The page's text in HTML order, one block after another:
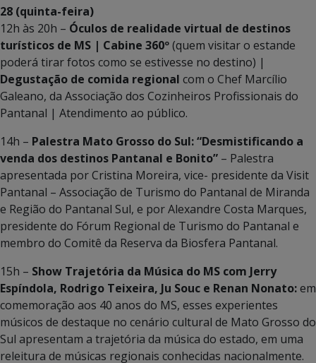
28 (quinta-feira)
12h às 20h – Óculos de realidade virtual de destinos
turísticos de MS | Cabine 360º(quem visitar o estande
poderá tirar fotos como se estivesse no destino) |
Degustação de comida regional com o Chef Marcílio
Galeano, da Associação dos Cozinheiros Profissionais do
Pantanal | Atendimento ao público.
14h – Palestra Mato Grosso do Sul: “Desmistificando a
venda dos destinos Pantanal e Bonito” – Palestra
apresentada por Cristina Moreira, vice- presidente da Visit
Pantanal – Associação de Turismo do Pantanal de Miranda
e Região do Pantanal Sul, e por Alexandre Costa Marques,
presidente do Fórum Regional de Turismo do Pantanal e
membro do Comitê da Reserva da Biosfera Pantanal.
15h – Show Trajetória da Música do MS com Jerry
Espíndola, Rodrigo Teixeira, Ju Souc e Renan Nonato:em
comemoração aos 40 anos do MS, esses experientes
músicos de destaque no cenário cultural de Mato Grosso do
Sul apresentam a trajetória da música do estado, em uma
releitura de músicas regionais conhecidas nacionalmente.